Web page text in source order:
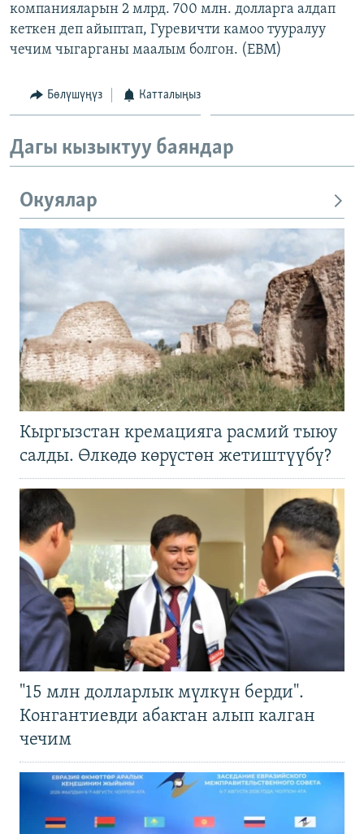
компанияларын 2 млрд. 700 млн. долларга алдап
кеткен деп айыптап, Гуревичти камоо тууралуу
чечим чыгарганы маалым болгон. (EBM)
Бөлүшүңүз Катталыңыз
Дагы кызыктуу баяндар
Окуялар
Кыргызстан кремацияга расмий тыюу
салды. Өлкөдө көрүстөн жетиштүүбү?
"15 млн долларлык мүлкүн берди".
Конгантиевди абактан алып калган
чечим